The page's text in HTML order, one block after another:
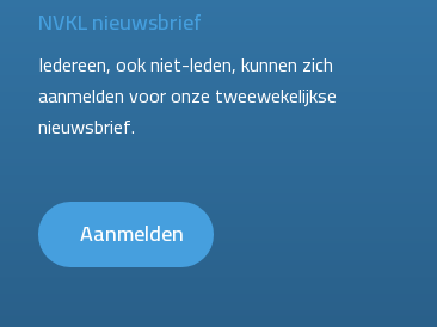
NVKL nieuwsbrief
Iedereen, ook niet-leden, kunnen zich
aanmelden voor onze tweewekelijkse
nieuwsbrief.
Aanmelden